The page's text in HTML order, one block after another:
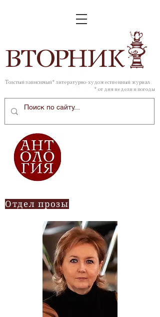
ВТОРНИК
Толстый зависимый* литературно-художественный журнал
* от дня недели и погоды
Отдел прозы